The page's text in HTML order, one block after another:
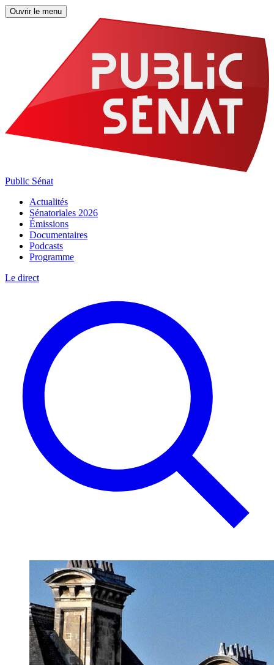
Ouvrir le menu
Public Sénat
Actualités
Sénatoriales 2026
Émissions
Documentaires
Podcasts
Programme
Le direct